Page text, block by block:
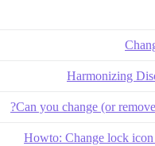
Harmonizing
Can you change (or
Howto: Change lock